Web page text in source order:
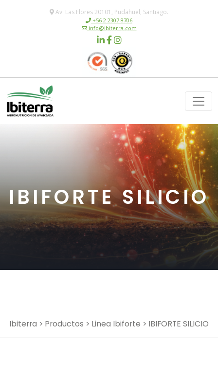
Av. Las Flores 20101, Pudahuel, Santiago.
+56 2 2307 8706
info@ibiterra.com
IBIFORTE SILICIO
Ibiterra > Productos > Linea Ibiforte > IBIFORTE SILICIO